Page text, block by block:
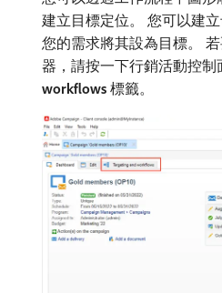
建立目標定位。 您可以建
您的需求將其設為目標。
器，請按一下行銷活動控制
workflows ​標籤。